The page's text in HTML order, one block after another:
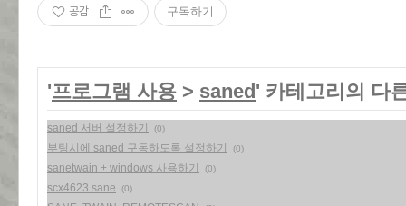
공감 구독하기
'프로그램 사용 > saned' 카테고리의 다
saned 서버 설정하기 (0)
부팅시에 saned 구동하도록 설정하기 (0)
sanetwain + windows 사용하기 (0)
scx4623 sane (0)